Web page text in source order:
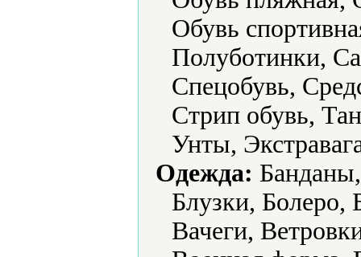
Обувь
Полуботинки,
Спецобувь,
Стрип обувь,
Унты,
Одежда:
Блузки, Болеро,
Вачеги,